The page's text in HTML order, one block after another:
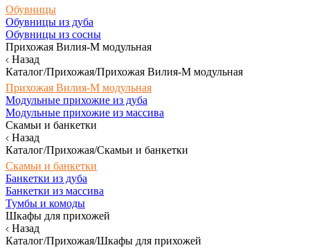
Обувницы
Обувницы из дуба
Обувницы из сосны
Прихожая Вилия-М модульная
Назад
Каталог/Прихожая/Прихожая Вилия-М модульная
Прихожая Вилия-М модульная
Модульные прихожие из дуба
Модульные прихожие из массива
Скамьи и банкетки
Назад
Каталог/Прихожая/Скамьи и банкетки
Скамьи и банкетки
Банкетки из дуба
Банкетки из массива
Тумбы и комоды
Шкафы для прихожей
Назад
Каталог/Прихожая/Шкафы для прихожей